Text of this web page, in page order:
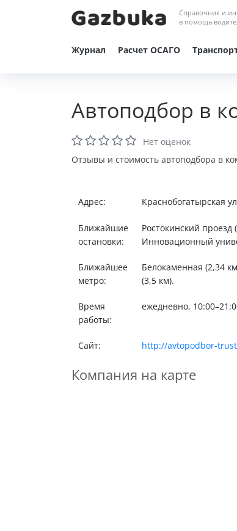
Справочник и
в помощь
Журнал Расчет ОСАГО
Автоподбор в
Нет оценок
Отзывы и стоимость автоподбора в
Адрес: Краснобогатырская
Ближайшие
остановки:
Ростокинский
Инновационный
Ближайшее
метро:
Белокаменная (2,34
(3,5 км).
Время
работы:
ежедневно,
Сайт: http://avtopodbor-
Компания на карте